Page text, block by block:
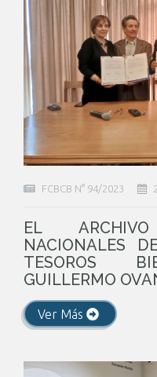
FCBCB N° 94/2023
EL
NACIONALES
TESOROS
GUILLERMO
Ver Más